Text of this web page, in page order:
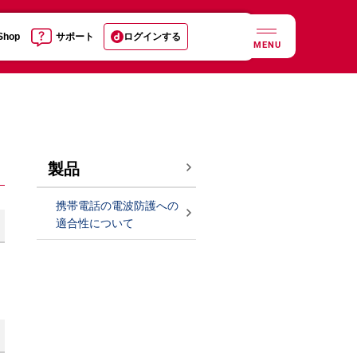
サポート ログインする
MENU
製品
携帯電話の電波防護への
適合性について